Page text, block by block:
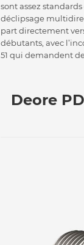
sont assez
déclipsage
part directement
débutants, avec
51 qui demandent
Deore